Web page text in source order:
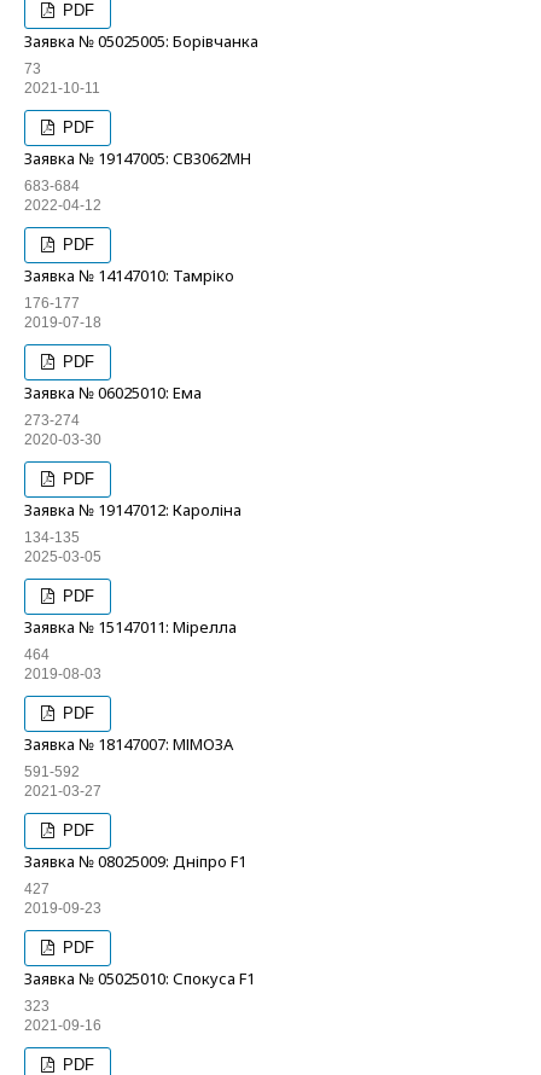
PDF
Заявка № 05025005: Борівчанка
73
2021-10-11
PDF
Заявка № 19147005: СВ3062МН
683-684
2022-04-12
PDF
Заявка № 14147010: Тамріко
176-177
2019-07-18
PDF
Заявка № 06025010: Ема
273-274
2020-03-30
PDF
Заявка № 19147012: Кароліна
134-135
2025-03-05
PDF
Заявка № 15147011: Мірелла
464
2019-08-03
PDF
Заявка № 18147007: МІМОЗА
591-592
2021-03-27
PDF
Заявка № 08025009: Дніпро F1
427
2019-09-23
PDF
Заявка № 05025010: Спокуса F1
323
2021-09-16
PDF